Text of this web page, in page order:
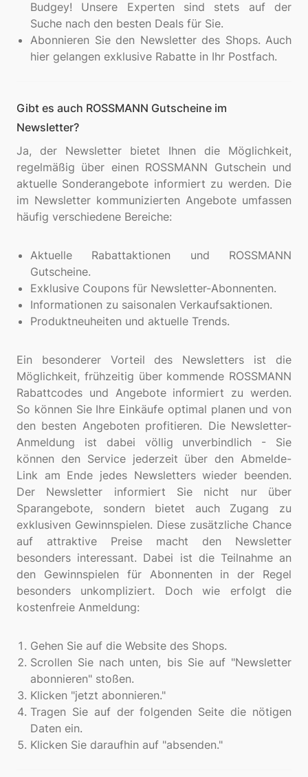
Budgey! Unsere Experten sind stets auf der
Suche nach den besten Deals für Sie.
Abonnieren Sie den Newsletter des Shops. Auch
hier gelangen exklusive Rabatte in Ihr Postfach.
Gibt es auch ROSSMANN Gutscheine im
Newsletter?
Ja, der Newsletter bietet Ihnen die Möglichkeit,
regelmäßig über einen ROSSMANN Gutschein und
aktuelle Sonderangebote informiert zu werden. Die
im Newsletter kommunizierten Angebote umfassen
häufig verschiedene Bereiche:
Aktuelle Rabattaktionen und ROSSMANN
Gutscheine.
Exklusive Coupons für Newsletter-Abonnenten.
Informationen zu saisonalen Verkaufsaktionen.
Produktneuheiten und aktuelle Trends.
Ein besonderer Vorteil des Newsletters ist die
Möglichkeit, frühzeitig über kommende ROSSMANN
Rabattcodes und Angebote informiert zu werden.
So können Sie Ihre Einkäufe optimal planen und von
den besten Angeboten profitieren. Die Newsletter-
Anmeldung ist dabei völlig unverbindlich - Sie
können den Service jederzeit über den Abmelde-
Link am Ende jedes Newsletters wieder beenden.
Der Newsletter informiert Sie nicht nur über
Sparangebote, sondern bietet auch Zugang zu
exklusiven Gewinnspielen. Diese zusätzliche Chance
auf attraktive Preise macht den Newsletter
besonders interessant. Dabei ist die Teilnahme an
den Gewinnspielen für Abonnenten in der Regel
besonders unkompliziert. Doch wie erfolgt die
kostenfreie Anmeldung:
Gehen Sie auf die Website des Shops.
Scrollen Sie nach unten, bis Sie auf "Newsletter
abonnieren" stoßen.
Klicken "jetzt abonnieren."
Tragen Sie auf der folgenden Seite die nötigen
Daten ein.
Klicken Sie daraufhin auf "absenden."